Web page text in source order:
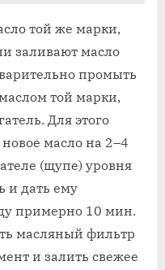
той же марки,
заливают масло
промыть
той марки,
Для этого
масло на 2–4
(щупе) уровня
и дать ему
примерно 10 мин.
масляный фильтр
и залить свежее